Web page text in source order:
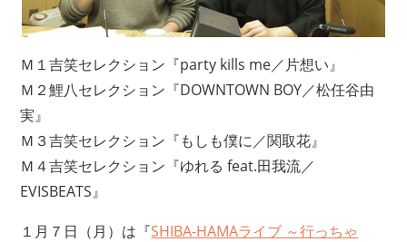
Ｍ１吉笑セレクション『party kills me／片想い』
Ｍ２鯉八セレクション『DOWNTOWN BOY／松任谷由
実』
Ｍ３吉笑セレクション『もしも僕に／関取花』
Ｍ４吉笑セレクション『ゆれる feat.田我流／
EVISBEATS』
１月７日（月）は『SHIBA-HAMAライブ ～行っちゃ